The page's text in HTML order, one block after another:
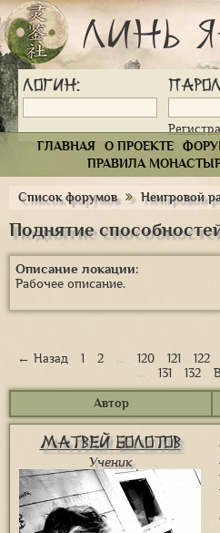
Линь
Логин:
ГЛАВНАЯ
О ПРОЕКТЕ
ПРАВИЛА
Список форумов Неигровой
Поднятие
Описание локации:
Рабочее описание.
← Назад 1 2 … 120 121 122
…
131 132
Автор
Матвей Болотов
Ученик